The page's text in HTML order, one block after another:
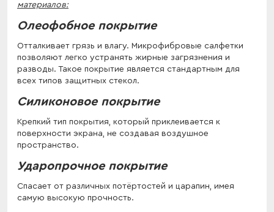
материалов:
Олеофобное покрытие
Отталкивает грязь и влагу. Микрофибровые салфетки
позволяют легко устранять жирные загрязнения и
разводы. Такое покрытие является стандартным для
всех типов защитных стекол.
Силиконовое покрытие
Крепкий тип покрытия, который приклеивается к
поверхности экрана, не создавая воздушное
пространство.
Ударопрочное покрытие
Спасает от различных потёртостей и царапин, имея
самую высокую прочность.